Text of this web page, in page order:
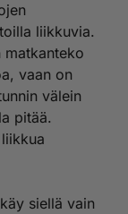
tavallisia
olla
ja hyvin
taukonsa
paikasta
liikkuvia.
matkanteko
vaan on
välein
pitää.
siellä vain